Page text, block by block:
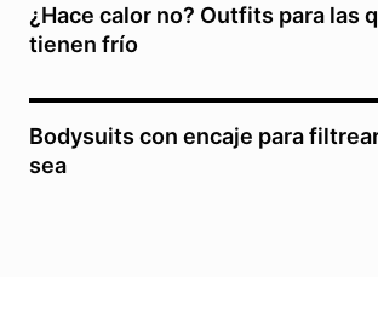
¿Hace calor no? Outfits para las
tienen frío
Bodysuits con encaje para
sea